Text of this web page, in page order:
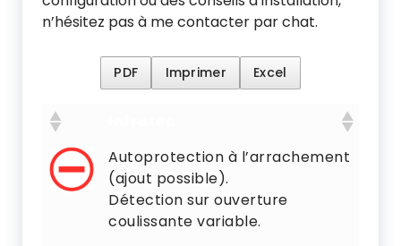
n’hésitez pas à me contacter par chat.
PDF Imprimer Excel
Infratec
Autoprotection à l’arrachement
(ajout possible).
Détection sur ouverture
coulissante variable.